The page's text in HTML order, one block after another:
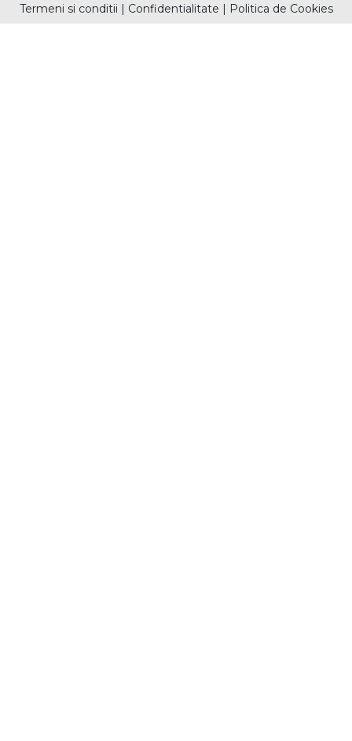
Termeni si conditii | Confidentialitate | Politica de Cookies